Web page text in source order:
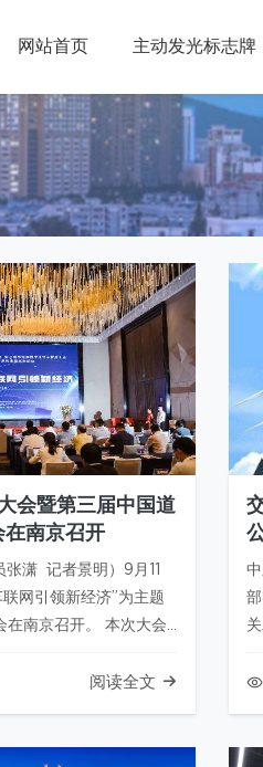
网站首页 主动发光标志牌
会暨第三届中国道
在南京召开
潇 记者景明）9月11
网引领新经济”为主题
南京召开。 本次大会
江苏省公安厅交通警察
阅读全文